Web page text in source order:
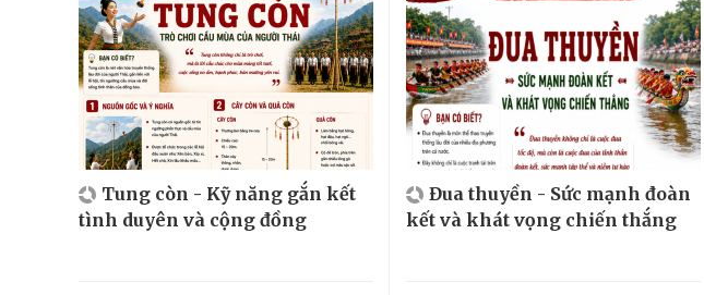
Tung còn - Kỹ năng gắn kết
tình duyên và cộng đồng
Đua thuyền - Sức mạnh đoàn
kết và khát vọng chiến thắng